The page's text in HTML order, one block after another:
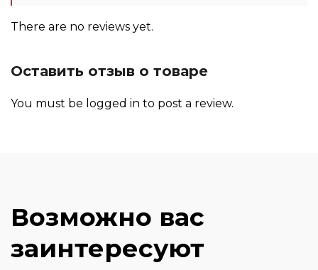
There are no reviews yet.
Оставить отзыв о товаре
You must be logged in to post a review.
Возможно вас
заинтересуют